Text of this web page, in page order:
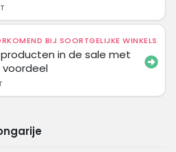
BIJ SOORTGELIJKE WINKELS
in de sale met
voordeel